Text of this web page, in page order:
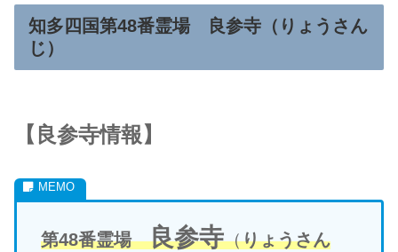
知多四国第48番霊場 良参寺（ りょうさん
じ ）
【 良参寺情報】
第48番霊場 良参寺（りょうさん